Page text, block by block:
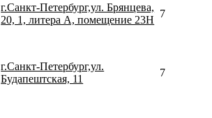
г.Санкт-Петербург,ул. Брянцева,
20, 1, литера А, помещение 23Н
г.Санкт-Петербург,ул.
Будапештская, 11